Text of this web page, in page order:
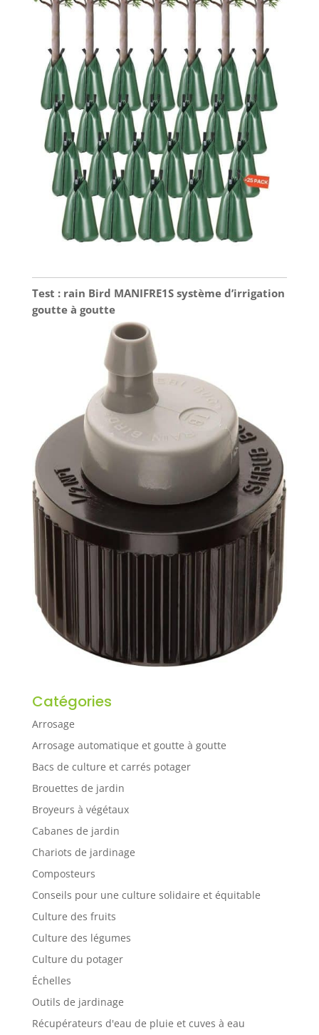
Test : rain Bird MANIFRE1S système d’irrigation
goutte à goutte
Catégories
Arrosage
Arrosage automatique et goutte à goutte
Bacs de culture et carrés potager
Brouettes de jardin
Broyeurs à végétaux
Cabanes de jardin
Chariots de jardinage
Composteurs
Conseils pour une culture solidaire et équitable
Culture des fruits
Culture des légumes
Culture du potager
Échelles
Outils de jardinage
Récupérateurs d'eau de pluie et cuves à eau